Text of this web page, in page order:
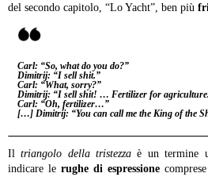
del secondo capitolo, “Lo Yacht”, ben più
Carl: “So, what do you do?”
Dimitrij: “I sell shit.”
Carl: “What, sorry?”
Dimitrij: “I sell shit! … Fertilizer for
Carl: “Oh, fertilizer…”
[…] Dimitrij: “You can call me the King of the
Iltriangolo della tristezza è un termine
indicare le rughe di espressione